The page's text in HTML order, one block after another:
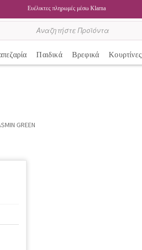
Ευέλικτες πληρωμές μέσω Klarna
Παιδικά Βρεφικά Κουρτίνες
GREEN